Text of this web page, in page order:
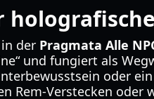
der Pragmata Alle
und fungiert als
oder
Rem-Verstecken